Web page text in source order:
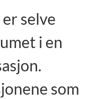
selve
i en
som